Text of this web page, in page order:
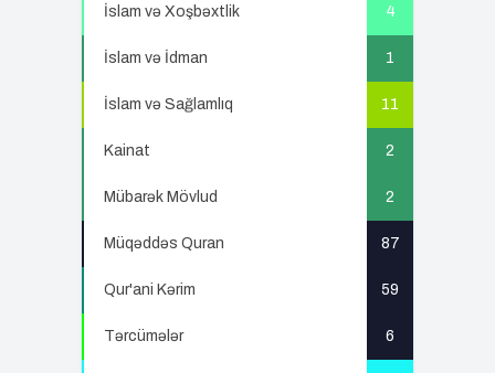
İslam və Xoşbəxtlik 4
İslam və İdman 1
İslam və Sağlamlıq 11
Kainat 2
Mübarək Mövlud 2
Müqəddəs Quran 87
Qur'ani Kərim 59
Tərcümələr 6